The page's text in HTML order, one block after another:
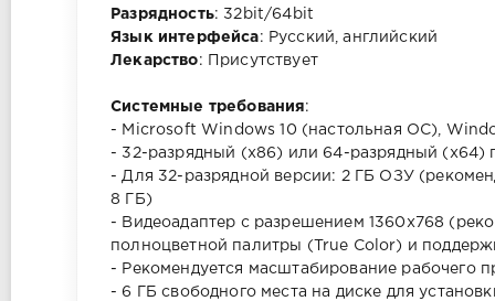
Разрядность: 32bit/64bit
Язык интерфейса: Русский, английский
Лекарство: Присутствует
Системные требования:
- Microsoft Windows 10 (настольная ОС),
- 32-разрядный (x86) или 64-разрядный (x64)
- Для 32-разрядной версии: 2 ГБ ОЗУ
8 ГБ)
- Видеоадаптер с разрешением 1360x768
полноцветной палитры (True Color) и
- Рекомендуется масштабирование рабочего
- 6 ГБ свободного места на диске для